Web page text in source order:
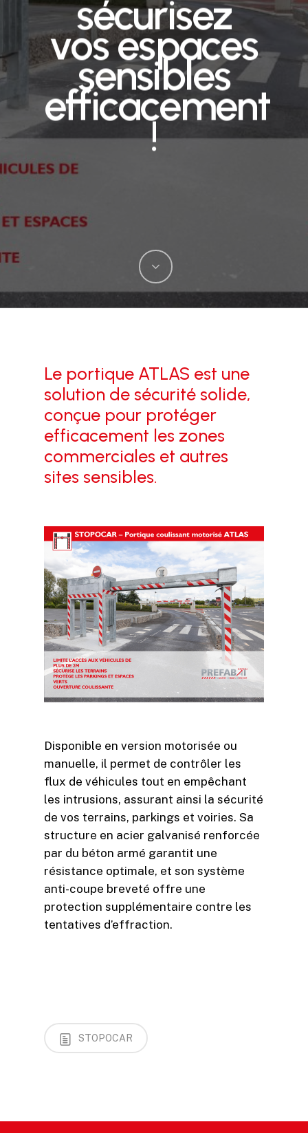
sécurisez
vos espaces
sensibles
efficacement
!
Le portique ATLAS est une
solution de sécurité solide,
conçue pour protéger
efficacement les zones
commerciales et autres
sites sensibles.
Disponible en version motorisée ou
manuelle, il permet de contrôler les
flux de véhicules tout en empêchant
les intrusions, assurant ainsi la sécurité
de vos terrains, parkings et voiries. Sa
structure en acier galvanisé renforcée
par du béton armé garantit une
résistance optimale, et son système
anti-coupe breveté offre une
protection supplémentaire contre les
tentatives d’effraction.
STOPOCAR